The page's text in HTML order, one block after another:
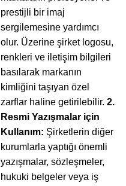
prestijli bir imaj
sergilemesine yardımcı
olur. Üzerine şirket logosu,
renkleri ve iletişim bilgileri
basılarak markanın
kimliğini taşıyan özel
zarflar haline getirilebilir. 2.
Resmi Yazışmalar için
Kullanım: Şirketlerin diğer
kurumlarla yaptığı önemli
yazışmalar, sözleşmeler,
hukuki belgeler veya iş